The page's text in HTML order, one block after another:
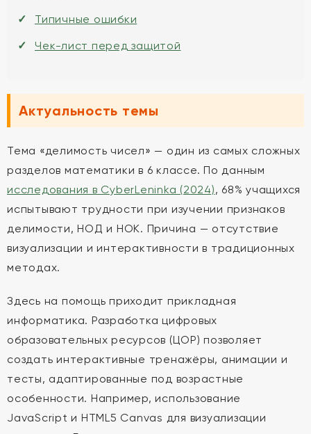
Типичные ошибки
Чек-лист перед защитой
Актуальность темы
Тема «делимость чисел» — один из самых сложных
разделов математики в 6 классе. По данным
исследования в CyberLeninka (2024), 68% учащихся
испытывают трудности при изучении признаков
делимости, НОД и НОК. Причина — отсутствие
визуализации и интерактивности в традиционных
методах.
Здесь на помощь приходит прикладная
информатика. Разработка цифровых
образовательных ресурсов (ЦОР) позволяет
создать интерактивные тренажёры, анимации и
тесты, адаптированные под возрастные
особенности. Например, использование
JavaScript и HTML5 Canvas для визуализации